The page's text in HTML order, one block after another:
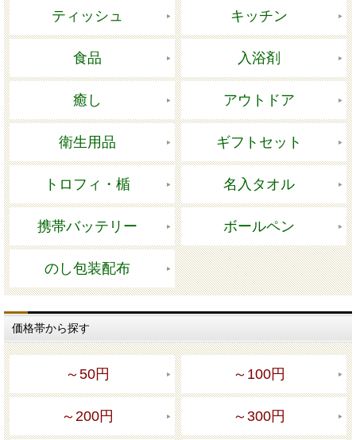
ティッシュ キッチン
食品 入浴剤
癒し アウトドア
衛生用品 ギフトセット
トロフィ・楯 名入タオル
携帯バッテリー ボールペン
のし包装配布
価格帯から探す
～50円 ～100円
～200円 ～300円